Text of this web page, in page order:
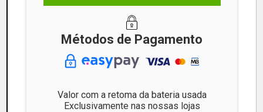
Métodos de Pagamento
Valor com a retoma da bateria usada
Exclusivamente nas nossas lojas